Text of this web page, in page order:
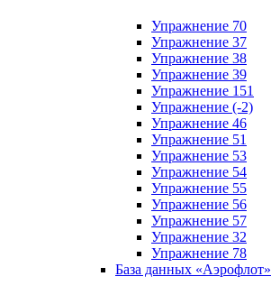
Упражнение 70
Упражнение 37
Упражнение 38
Упражнение 39
Упражнение 151
Упражнение (-2)
Упражнение 46
Упражнение 51
Упражнение 53
Упражнение 54
Упражнение 55
Упражнение 56
Упражнение 57
Упражнение 32
Упражнение 78
База данных «Аэрофлот»